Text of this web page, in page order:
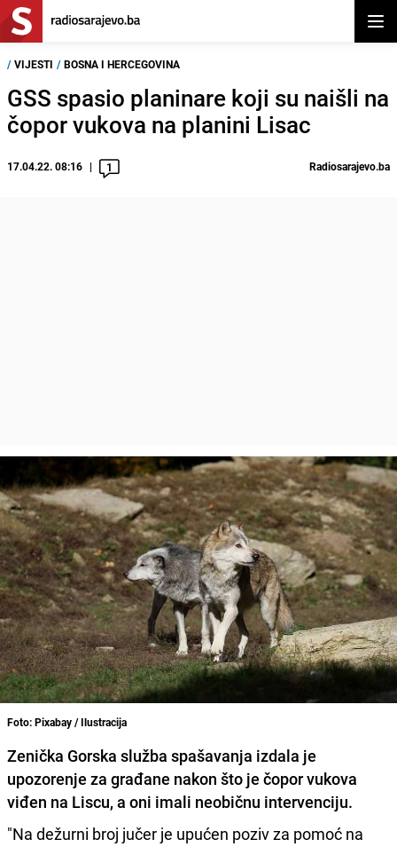
/ VIJESTI / BOSNA I HERCEGOVINA
GSS spasio planinare koji su naišli na
čopor vukova na planini Lisac
17.04.22. 08:16 1 Radiosarajevo.ba
Foto: Pixabay / Ilustracija
Zenička Gorska služba spašavanja izdala je
upozorenje za građane nakon što je čopor vukova
viđen na Liscu, a oni imali neobičnu intervenciju.
"Na dežurni broj jučer je upućen poziv za pomoć na